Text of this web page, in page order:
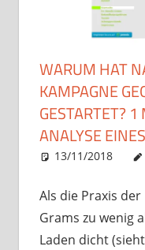
WARUM HAT
KAMPAGNE
GESTARTET?
ANALYSE
13/11/2018
Als die Praxis
Grams zu wenig
Laden dicht